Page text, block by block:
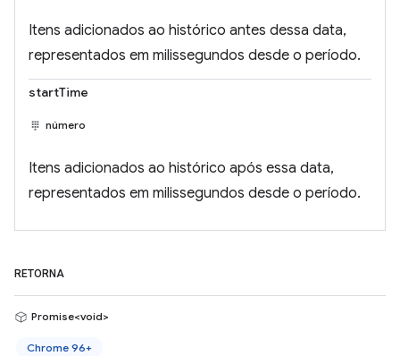
Itens adicionados ao histórico antes dessa data,
representados em milissegundos desde o período.
startTime
número
Itens adicionados ao histórico após essa data,
representados em milissegundos desde o período.
RETORNA
Promise<void>
Chrome 96+